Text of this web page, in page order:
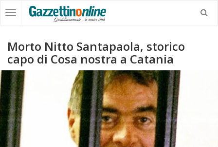
Morto Nitto Santapaola, storico
capo di Cosa nostra a Catania